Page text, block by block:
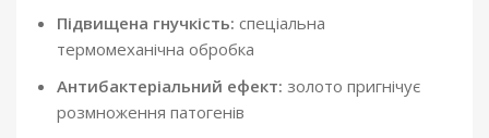
Підвищена гнучкість: спеціальна
термомеханічна обробка
Антибактеріальний ефект: золото пригнічує
розмноження патогенів